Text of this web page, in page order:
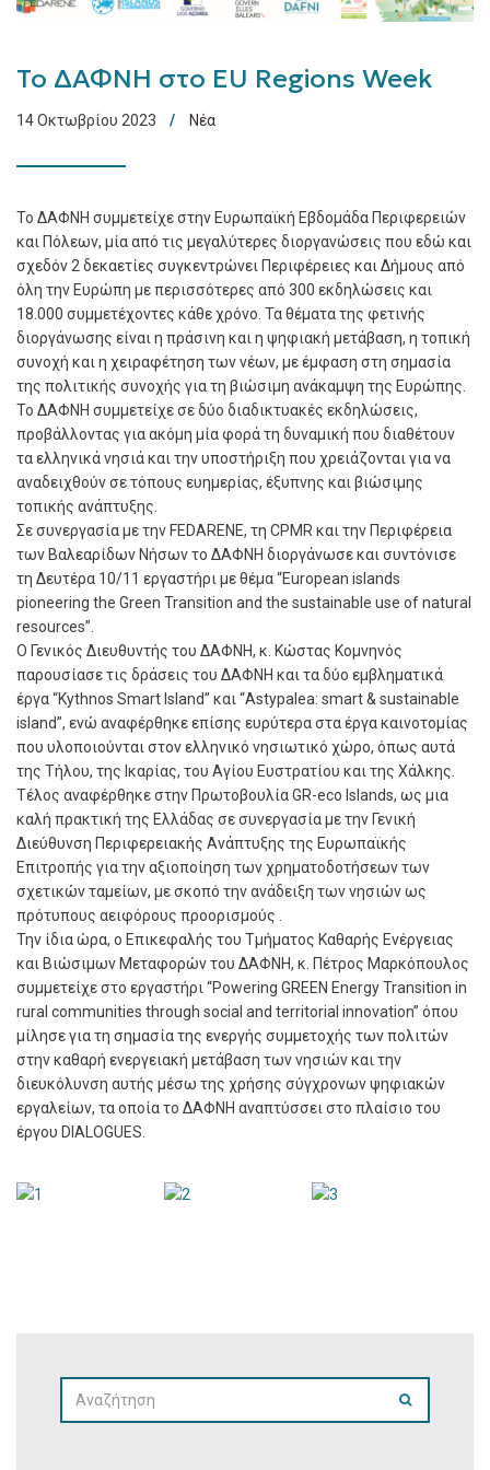
Το ΔΑΦΝΗ στο EU Regions Week
14 Οκτωβρίου 2023 Νέα
Το ΔΑΦΝΗ συμμετείχε στην Ευρωπαϊκή Εβδομάδα Περιφερειών
και Πόλεων, μία από τις μεγαλύτερες διοργανώσεις που εδώ και
σχεδόν 2 δεκαετίες συγκεντρώνει Περιφέρειες και Δήμους από
όλη την Ευρώπη με περισσότερες από 300 εκδηλώσεις και
18.000 συμμετέχοντες κάθε χρόνο. Τα θέματα της φετινής
διοργάνωσης είναι η πράσινη και η ψηφιακή μετάβαση, η τοπική
συνοχή και η χειραφέτηση των νέων, με έμφαση στη σημασία
της πολιτικής συνοχής για τη βιώσιμη ανάκαμψη της Ευρώπης.
Το ΔΑΦΝΗ συμμετείχε σε δύο διαδικτυακές εκδηλώσεις,
προβάλλοντας για ακόμη μία φορά τη δυναμική που διαθέτουν
τα ελληνικά νησιά και την υποστήριξη που χρειάζονται για να
αναδειχθούν σε τόπους ευημερίας, έξυπνης και βιώσιμης
τοπικής ανάπτυξης.
Σε συνεργασία με την FEDARENE, τη CPMR και την Περιφέρεια
των Βαλεαρίδων Νήσων το ΔΑΦΝΗ διοργάνωσε και συντόνισε
τη Δευτέρα 10/11 εργαστήρι με θέμα “European islands
pioneering the Green Transition and the sustainable use of natural
resources”.
Ο Γενικός Διευθυντής του ΔΑΦΝΗ, κ. Κώστας Κομνηνός
παρουσίασε τις δράσεις του ΔΑΦΝΗ και τα δύο εμβληματικά
έργα “Kythnos Smart Island” και “Astypalea: smart & sustainable
island”, ενώ αναφέρθηκε επίσης ευρύτερα στα έργα καινοτομίας
που υλοποιούνται στον ελληνικό νησιωτικό χώρο, όπως αυτά
της Τήλου, της Ικαρίας, του Αγίου Ευστρατίου και της Χάλκης.
Τέλος αναφέρθηκε στην Πρωτοβουλία GR-eco Islands, ως μια
καλή πρακτική της Ελλάδας σε συνεργασία με την Γενική
Διεύθυνση Περιφερειακής Ανάπτυξης της Ευρωπαϊκής
Επιτροπής για την αξιοποίηση των χρηματοδοτήσεων των
σχετικών ταμείων, με σκοπό την ανάδειξη των νησιών ως
πρότυπους αειφόρους προορισμούς .
Την ίδια ώρα, ο Επικεφαλής του Τμήματος Καθαρής Ενέργειας
και Βιώσιμων Μεταφορών του ΔΑΦΝΗ, κ. Πέτρος Μαρκόπουλος
συμμετείχε στο εργαστήρι “Powering GREEN Energy Transition in
rural communities through social and territorial innovation” όπου
μίλησε για τη σημασία της ενεργής συμμετοχής των πολιτών
στην καθαρή ενεργειακή μετάβαση των νησιών και την
διευκόλυνση αυτής μέσω της χρήσης σύγχρονων ψηφιακών
εργαλείων, τα οποία το ΔΑΦΝΗ αναπτύσσει στο πλαίσιο του
έργου DIALOGUES.